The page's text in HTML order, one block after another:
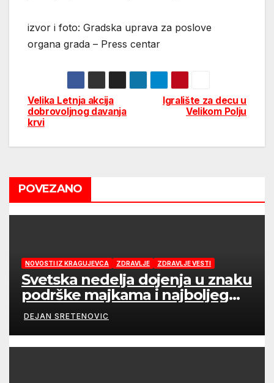
izvor i foto: Gradska uprava za poslove
organa grada – Press centar
Post
navigation
Igralište za decu u
Velikom Polju
Velika Letnja akcija
dobrovoljnog davanja
krvi
POVEZANO
NOVOSTI IZ KRAGUJEVCA ZDRAVLJE ZDRAVLJE VESTI
Svetska nedelja dojenja u znaku
podrške majkama i najboljeg
početka života
DEJAN SRETENOVIC